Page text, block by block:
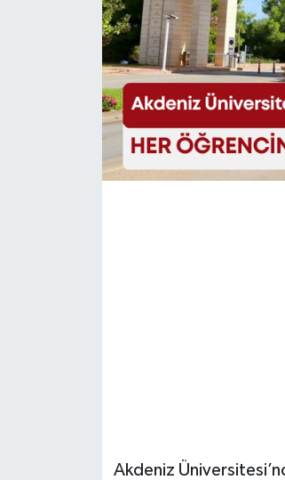
Akdeniz
Kültür ve Sanat
Sivil Toplum
Bilim ve Teknoloji
Güvenlik